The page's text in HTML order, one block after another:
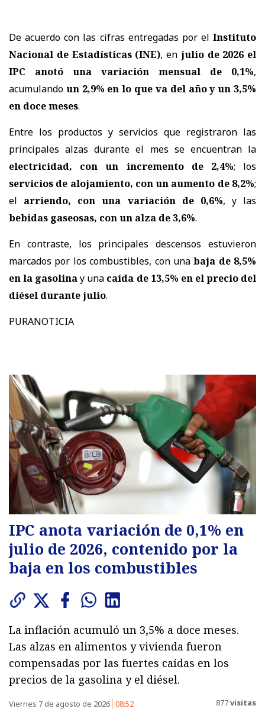
De acuerdo con las cifras entregadas por el Instituto
Nacional de Estadísticas (INE), en julio de 2026 el
IPC anotó una variación mensual de 0,1%,
acumulando un 2,9% en lo que va del año y un 3,5%
en doce meses.
Entre los productos y servicios que registraron las
principales alzas durante el mes se encuentran la
electricidad, con un incremento de 2,4%; los
servicios de alojamiento, con un aumento de 8,2%;
el arriendo, con una variación de 0,6%, y las
bebidas gaseosas, con un alza de 3,6%.
En contraste, los principales descensos estuvieron
marcados por los combustibles, con unabaja de 8,5%
en la gasolinay una caída de 13,5% en el precio del
diésel durante julio.
PURANOTICIA
IPC anota variación de 0,1% en
julio de 2026, contenido por la
baja en los combustibles
La inflación acumuló un 3,5% a doce meses.
Las alzas en alimentos y vivienda fueron
compensadas por las fuertes caídas en los
precios de la gasolina y el diésel.
Viernes 7 de agosto de 2026 08:52 877visitas